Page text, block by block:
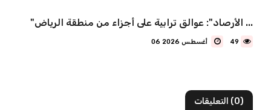
"الأرصاد": عوالق ترابية على أجزاء من منطقة الرياض ...
49
(0) التعليقات